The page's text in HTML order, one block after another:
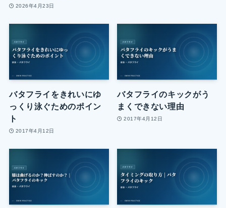
2026年4月23日
バタフライをきれいにゆ
っくり泳ぐためのポイン
ト
2017年4月12日
バタフライのキックがう
まくできない理由
2017年4月12日